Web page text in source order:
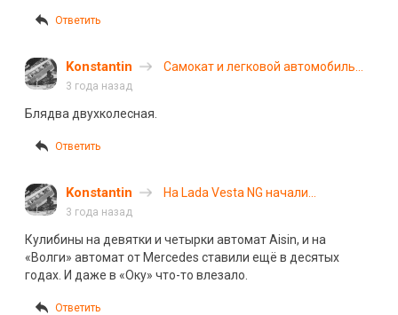
Ответить
Konstantin
Самокат и легковой автомобиль
3 года назад
Блядва двухколесная.
Ответить
Konstantin
На Lada Vesta NG начали
3 года назад
Кулибины на девятки и четырки автомат Aisin, и на
«Волги» автомат от Mercedes ставили ещё в десятых
годах. И даже в «Оку» что-то влезало.
Ответить